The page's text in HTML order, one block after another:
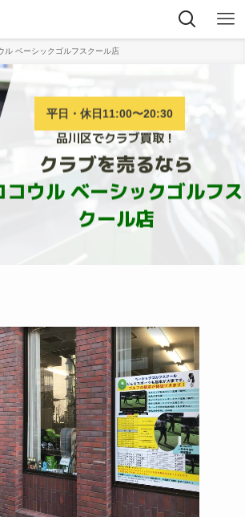
ル ベーシックゴルフスクール店
平日・休日11:00〜20:30
品川区でクラブ買取！
クラブを売るなら
コウル ベーシックゴルフス
クール店